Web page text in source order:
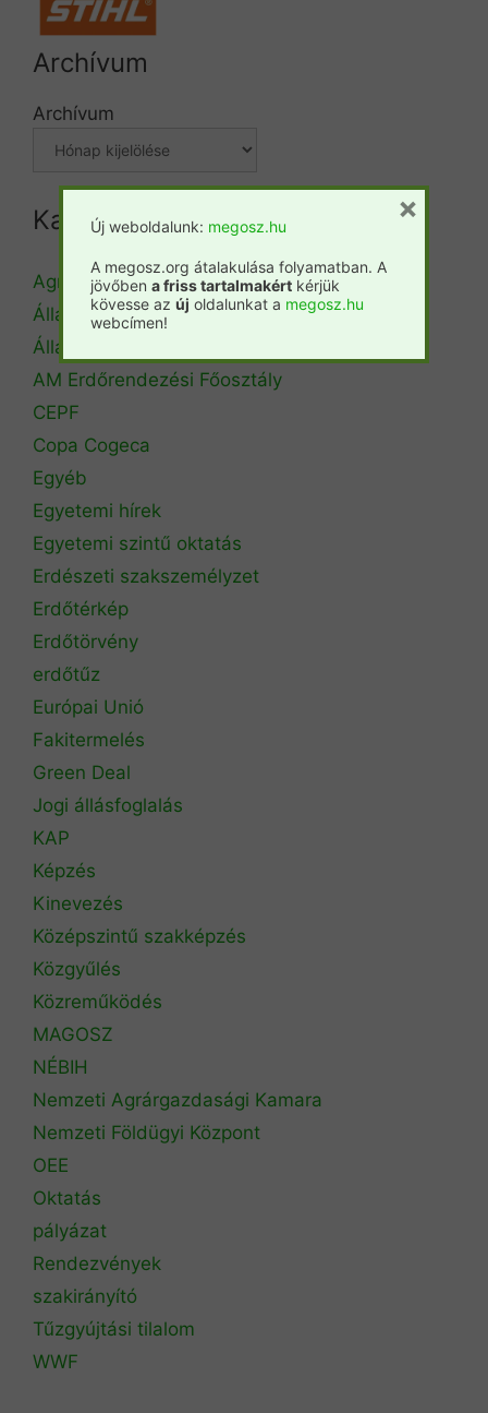
Archívum
Archívum
Kategóriák
Agrárminisztérium
Állásbörze
Álláshirdetés
AM Erdőrendezési Főosztály
CEPF
Copa Cogeca
Egyéb
Egyetemi hírek
Egyetemi szintű oktatás
Erdészeti szakszemélyzet
Erdőtérkép
Erdőtörvény
erdőtűz
Európai Unió
Fakitermelés
Green Deal
Jogi állásfoglalás
KAP
Képzés
Kinevezés
Középszintű szakképzés
Közgyűlés
Közreműködés
MAGOSZ
NÉBIH
Nemzeti Agrárgazdasági Kamara
Nemzeti Földügyi Központ
OEE
Oktatás
pályázat
Rendezvények
szakirányító
Tűzgyújtási tilalom
WWF
Új weboldalunk: megosz.hu
A megosz.org átalakulása folyamatban. A
jövőben a friss tartalmakért kérjük
kövesse az új oldalunkat a megosz.hu
webcímen!
×